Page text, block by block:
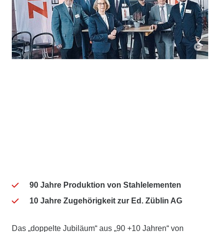
90 Jahre Produktion von Stahlelementen
10 Jahre Zugehörigkeit zur Ed. Züblin AG
Das „doppelte Jubiläum“ aus „90 +10 Jahren“ von